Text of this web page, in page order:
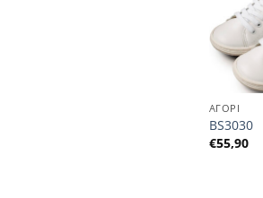
ΑΓΟΡΙ
BS3030
€55,90